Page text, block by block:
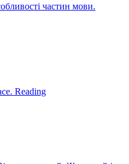
частин мови.
Reading